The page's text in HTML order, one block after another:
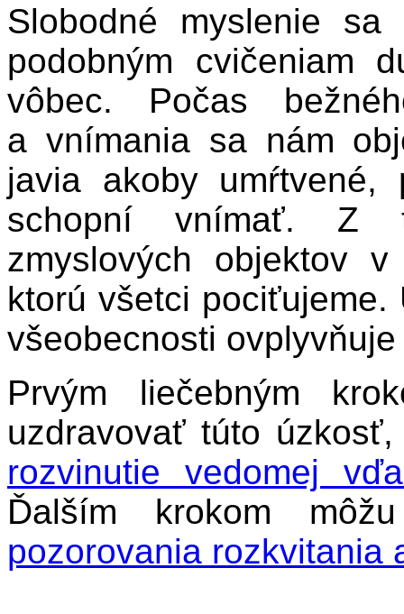
Slobodné myslenie
podobným cvičeniam
vôbec. Počas
a vnímania sa nám
javia akoby
schopní vnímať. Z
zmyslových objektov
ktorú všetci
všeobecnosti
Prvým liečebným
uzdravovať túto
rozvinutie vedomej
Ďalším krokom
pozorovania rozkvitania